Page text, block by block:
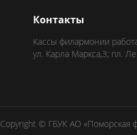
Контакты
Кассы филармонии
ул. Карла Маркса,3; пл.
Copyright © ГБУК АО «Поморская